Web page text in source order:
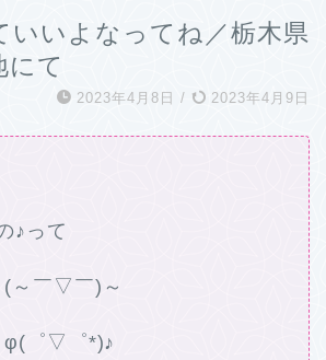
いいよなってね／栃木県
にて
2023年4月8日 / 2023年4月9日
♪って
～￣▽￣)～
゜▽゜*)♪